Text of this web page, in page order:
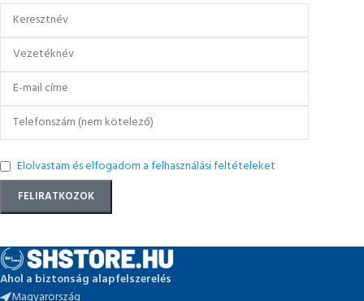
Elolvastam és elfogadom a felhasználási feltételeket
Ahol a biztonság alapfelszerelés
Magyarország